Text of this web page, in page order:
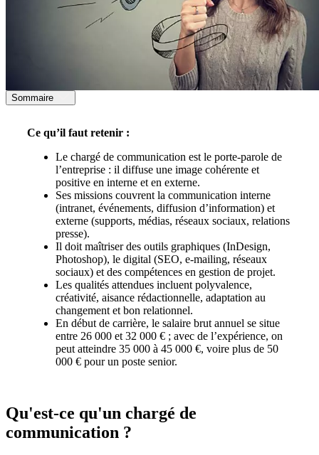
Sommaire
Ce qu’il faut retenir :
Le chargé de communication est le porte-parole de
l’entreprise : il diffuse une image cohérente et
positive en interne et en externe.
Ses missions couvrent la communication interne
(intranet, événements, diffusion d’information) et
externe (supports, médias, réseaux sociaux, relations
presse).
Il doit maîtriser des outils graphiques (InDesign,
Photoshop), le digital (SEO, e-mailing, réseaux
sociaux) et des compétences en gestion de projet.
Les qualités attendues incluent polyvalence,
créativité, aisance rédactionnelle, adaptation au
changement et bon relationnel.
En début de carrière, le salaire brut annuel se situe
entre 26 000 et 32 000 € ; avec de l’expérience, on
peut atteindre 35 000 à 45 000 €, voire plus de 50
000 € pour un poste senior.
Qu'est-ce qu'un chargé de
communication ?